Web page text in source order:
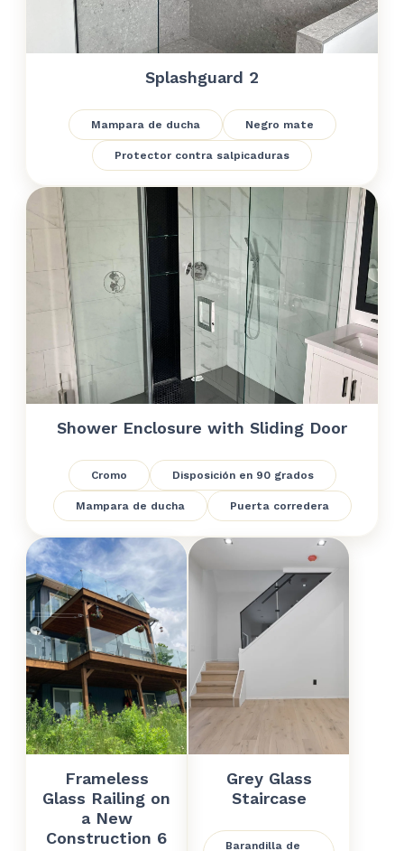
Splashguard 2
Mampara de ducha Negro mate
Protector contra salpicaduras
Shower Enclosure with Sliding Door
Cromo Disposición en 90 grados
Mampara de ducha Puerta corredera
Frameless
Glass Railing on
a New
Construction 6
Grey Glass
Staircase
Barandilla de